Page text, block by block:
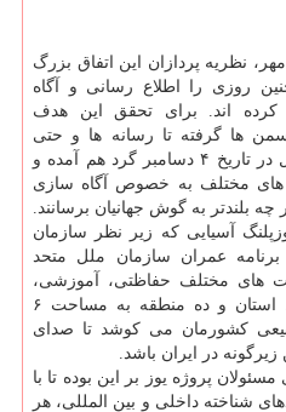
نظریه پردازان این اتفاق بزرگ
روزی را اطلاع رسانی و آگاه
اند. برای تحقق این هدف
سمن ها گرفته تا رسانه ها و حتی
سازمان های بین المللی، هرسال در تاریخ ۴ دسامبر گرد هم آمده و
های مختلف به خصوص آگاه سازی
بلندتر به گوش جهانیان برسانند.
آسیایی كه زیر نظر سازمان
عمران سازمان ملل متحد
های مختلف حفاظتی، آموزشی،
آگاهی رسانی و پژوهشی در ۶ استان و ده منطقه به مساحت ۶
كشورمان می كوشد تا صدای
در ایران باشد.
مسئولان پروژه یوز بر این بوده تا با
شناخته داخلی و بین المللی، هر